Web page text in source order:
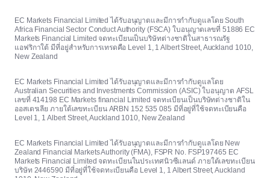
EC Markets Financial Limited ได้รับอนุญาตและมีการกำกับดูแลโดย South
Africa Financial Sector Conduct Authority (FSCA) ใบอนุญาตเลขที่ 51886 EC
Markets Financial Limited จดทะเบียนเป็นบริษัทต่างชาติในสาธารณรัฐ
แอฟริกาใต้ มีที่อยู่สำหรับการเทรดคือ Level 1, 1 Albert Street, Auckland 1010,
New Zealand
EC Markets Financial Limited ได้รับอนุญาตและมีการกำกับดูแลโดย
Australian Securities and Investments Commission (ASIC) ใบอนุญาต AFSL
เลขที่ 414198 EC Markets financial Limited จดทะเบียนเป็นบริษัทต่างชาติใน
ออสเตรเลีย ภายใต้เลขทะเบียน ARBN 152 535 085 มีที่อยู่ที่ใช้จดทะเบียนคือ
Level 1, 1 Albert Street, Auckland 1010, New Zealand
EC Markets Financial Limited ได้รับอนุญาตและมีการกำกับดูแลโดย New
Zealand Financial Markets Authority (FMA), FSPR No. FSP197465 EC
Markets Financial Limited จดทะเบียนในประเทศนิวซีแลนด์ ภายใต้เลขทะเบียน
บริษัท 2446590 มีที่อยู่ที่ใช้จดทะเบียนคือ Level 1, 1 Albert Street, Auckland